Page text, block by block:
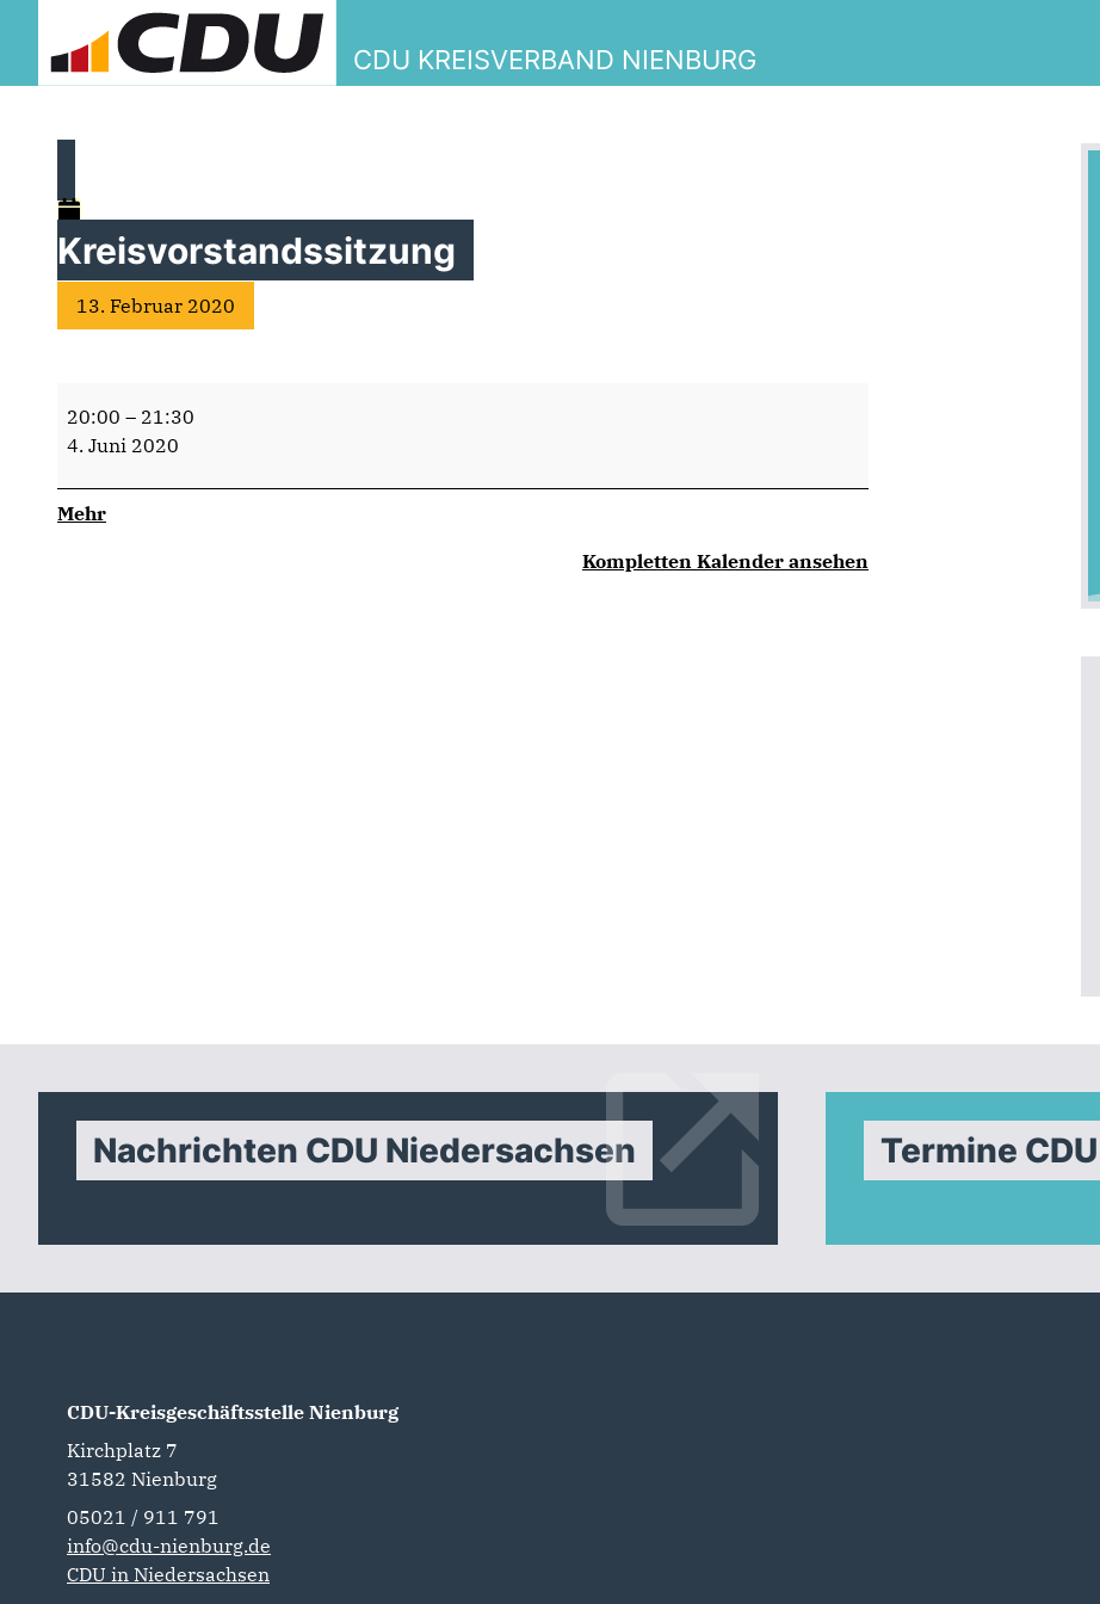
CDU KREISVERBAND NIENBURG
Kreisvorstandssitzung
13. Februar 2020
20:00 – 21:30
4. Juni 2020
Mehrüber
Kompletten Kalender ansehen
Nachrichten CDU Niedersachsen Termine
CDU-Kreisgeschäftsstelle Nienburg
Kirchplatz 7
31582 Nienburg
05021 / 911 791
info@cdu-nienburg.de
CDU in Niedersachsen